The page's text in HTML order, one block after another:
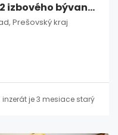
1 izbový byt s komfortom 2 izbového bývania – Poprad, Starý Juh
Prešovský kraj
inzerát je 3 mesiace starý